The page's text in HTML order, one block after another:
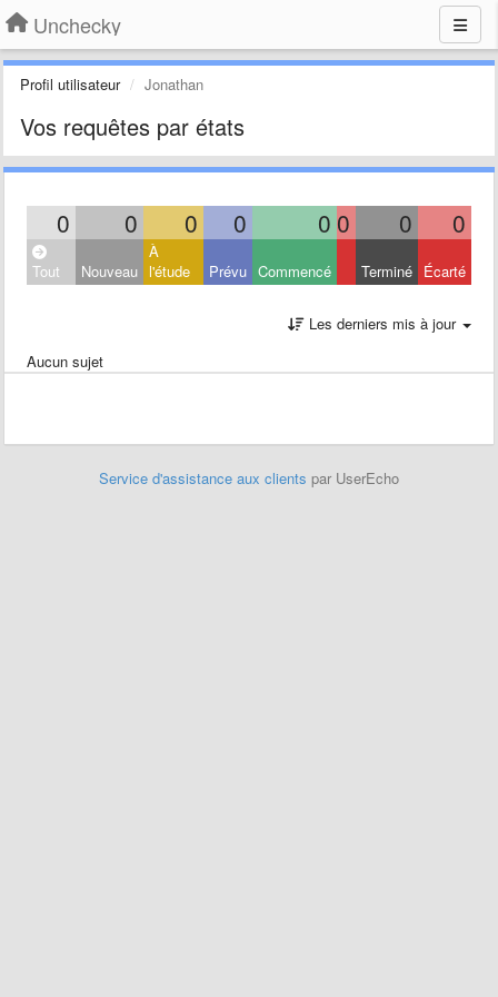
Unchecky
Profil utilisateur Jonathan
Vos requêtes par états
0 0 0 0 0 0 0 0
Tout Nouveau
À
l'étude
Prévu Commencé Terminé Écarté
Les derniers mis à jour
Aucun sujet
Service d'assistance aux clients par UserEcho